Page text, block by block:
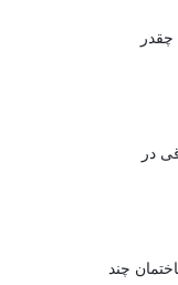
چقدر
در
چند